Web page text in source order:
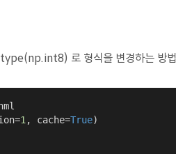
로 형식을 변경하는 방법
1 , cache=True)